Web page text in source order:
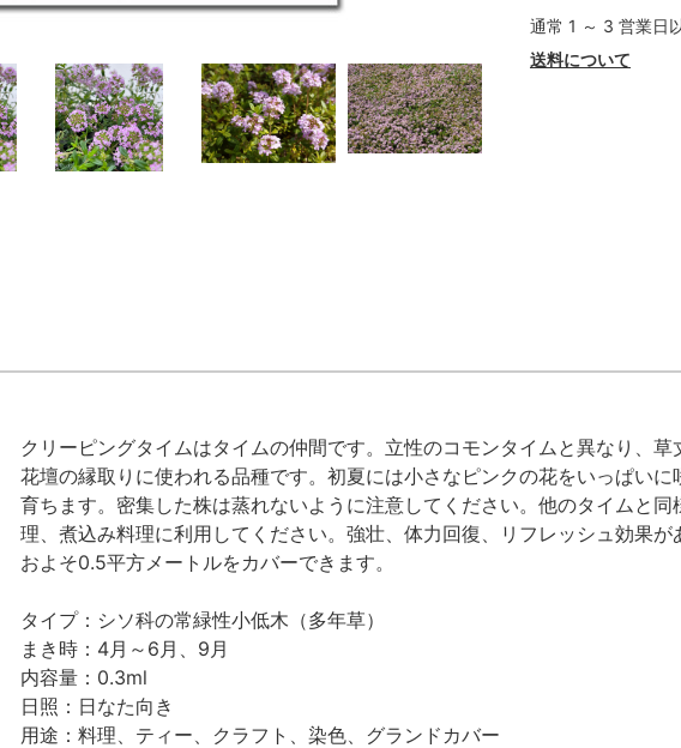
通常 1 ～ 3 営業日
送料について
クリーピングタイムはタイムの仲間です。立性のコモンタイムと異なり、
花壇の縁取りに使われる品種です。初夏には小さなピンクの花をいっぱい
育ちます。密集した株は蒸れないように注意してください。他のタイムと
理、煮込み料理に利用してください。強壮、体力回復、リフレッシュ効果
およそ0.5平方メートルをカバーできます。
タイプ：シソ科の常緑性小低木（多年草）
まき時：4月～6月、9月
内容量：0.3ml
日照：日なた向き
用途：料理、ティー、クラフト、染色、グランドカバー